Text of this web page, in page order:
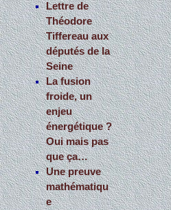
Lettre de
Théodore
Tiffereau aux
députés de la
Seine
La fusion
froide, un
enjeu
énergétique ?
Oui mais pas
que ça…
Une preuve
mathématiqu
e